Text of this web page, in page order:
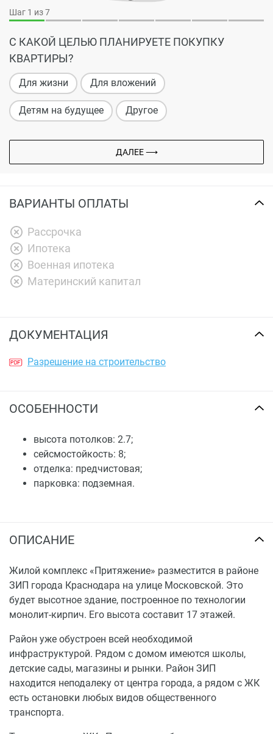
Шаг 1 из 7
С КАКОЙ ЦЕЛЬЮ ПЛАНИРУЕТЕ ПОКУПКУ
КВАРТИРЫ?
Для жизни Для вложений
Детям на будущее Другое
ДАЛЕЕ ⟶
ВАРИАНТЫ ОПЛАТЫ
Рассрочка
Ипотека
Военная ипотека
Материнский капитал
ДОКУМЕНТАЦИЯ
Разрешение на строительство
ОСОБЕННОСТИ
высота потолков: 2.7;
сейсмостойкость: 8;
отделка: предчистовая;
парковка: подземная.
ОПИСАНИЕ
Жилой комплекс «Притяжение» разместится в районе
ЗИП города Краснодара на улице Московской. Это
будет высотное здание, построенное по технологии
монолит-кирпич. Его высота составит 17 этажей.
Район уже обустроен всей необходимой
инфраструктурой. Рядом с домом имеются школы,
детские сады, магазины и рынки. Район ЗИП
находится неподалеку от центра города, а рядом с ЖК
есть остановки любых видов общественного
транспорта.